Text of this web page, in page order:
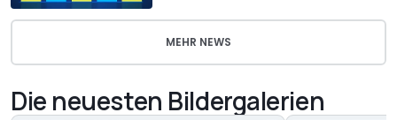
MEHR NEWS
Die neuesten Bildergalerien